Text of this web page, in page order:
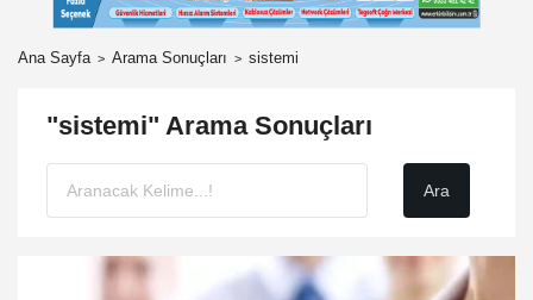
Ana Sayfa Arama Sonuçları sistemi
"sistemi" Arama Sonuçları